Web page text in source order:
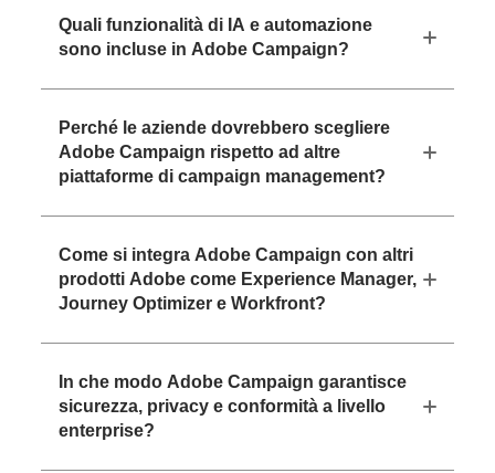
Quali funzionalità di IA e automazione
sono incluse in Adobe Campaign?
Perché le aziende dovrebbero scegliere
Adobe Campaign rispetto ad altre
piattaforme di campaign management?
Come si integra Adobe Campaign con altri
prodotti Adobe come Experience Manager,
Journey Optimizer e Workfront?
In che modo Adobe Campaign garantisce
sicurezza, privacy e conformità a livello
enterprise?